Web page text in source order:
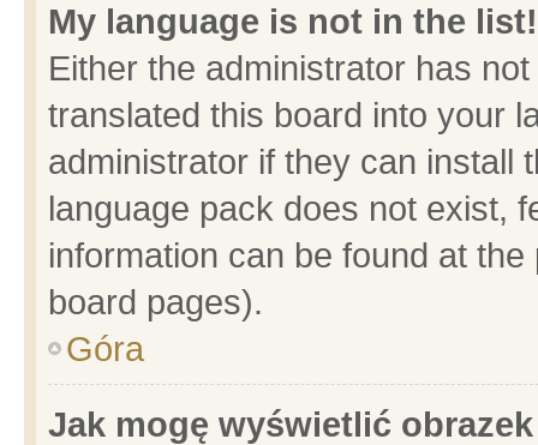
My language is not in the list!
Either the administrator has
translated this board into your
administrator if they can install
language pack does not exist,
information can be found at
board pages).
Góra
Jak mogę wyświetlić